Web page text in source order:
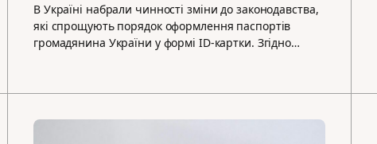
В Україні набрали чинності зміни до законодавства,
які спрощують порядок оформлення паспортів
громадянина України у формі ID-картки. Згідно…